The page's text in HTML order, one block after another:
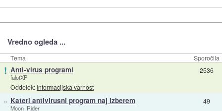
Vredno ogleda ...
Tema Sporočila
! Anti-virus programi
falotXP
Oddelek: Informacijska varnost
2536
» Kateri antivirusni program naj izberem
Moon_Rider
49